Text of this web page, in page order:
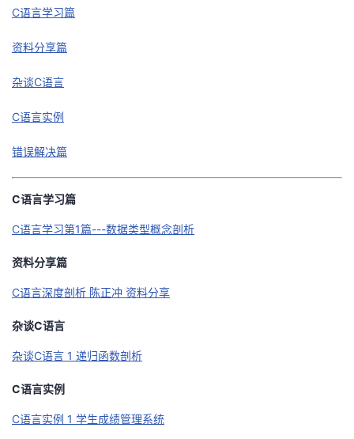
者
我
的
博
客
我
的
论
坛
我
的
圈
子
我
的
直
我
的
我
注
发
者
学
堂
我
的
课
我
的
我
验
收
藏
Programs
的
支
持
我
的
技
术
我
的
云
议
C语言学习篇
资料分享篇
杂谈C语言
C语言实例
错误解决篇
C语言学习篇
C语言学习第1篇---数据类型概念剖析
资料分享篇
C语言深度剖析 陈正冲 资料分享
杂谈C语言
杂谈C语言 1 递归函数剖析
C语言实例
C语言实例 1 学生成绩管理系统